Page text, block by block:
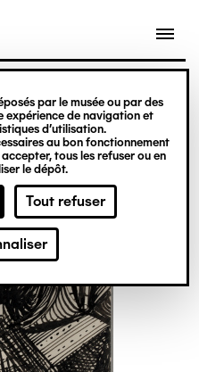
par le musée ou par des
expérience de navigation et
d’utilisation.
au bon fonctionnement
tous les refuser ou en
le dépôt.
Tout refuser